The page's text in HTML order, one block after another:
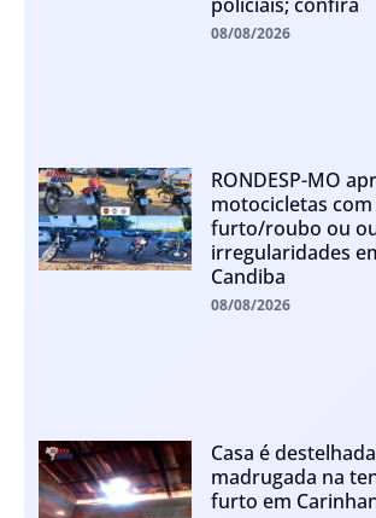
08/08/2026
RONDESP-MO
motocicletas
furto/roubo ou
irregularidades
Candiba
08/08/2026
Casa é
madrugada na
furto em